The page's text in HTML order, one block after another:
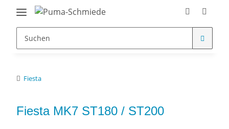
Fiesta
Fiesta MK7 ST180 / ST200